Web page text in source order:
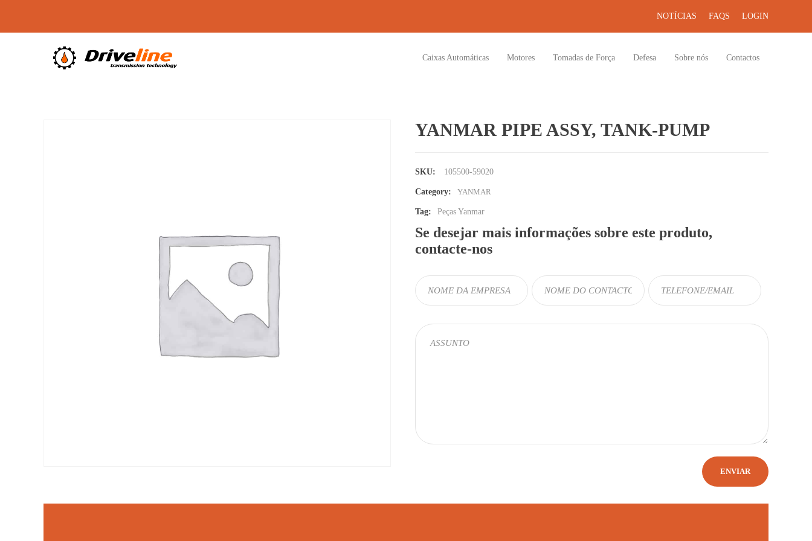
NOTÍCIAS FAQS LOGIN
Caixas Automáticas Motores Tomadas de Força Defesa Sobre nós Contactos
YANMAR PIPE ASSY, TANK-PUMP
SKU: 105500-59020
Category: YANMAR
Tag: Peças Yanmar
Se desejar mais informações sobre este produto,
contacte-nos